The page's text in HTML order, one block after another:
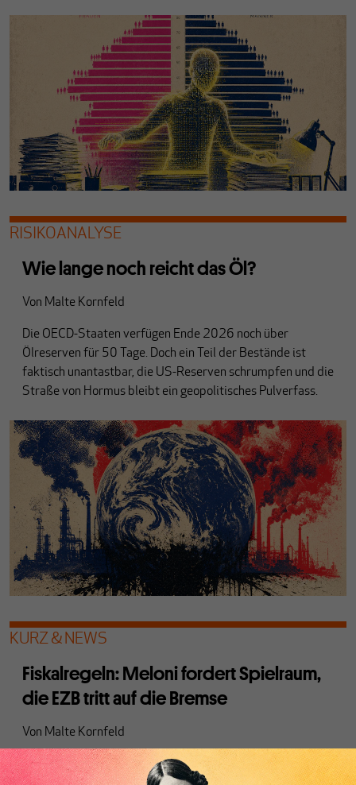
RISIKOANALYSE
Wie lange noch reicht das Öl?
Von Malte Kornfeld
Die OECD-Staaten verfügen Ende 2026 noch über
Ölreserven für 50 Tage. Doch ein Teil der Bestände ist
faktisch unantastbar, die US-Reserven schrumpfen und die
Straße von Hormus bleibt ein geopolitisches Pulverfass.
KURZ & NEWS
Fiskalregeln: Meloni fordert Spielraum,
die EZB tritt auf die Bremse
Von Malte Kornfeld
Die italienische Regierung will die Folgen der